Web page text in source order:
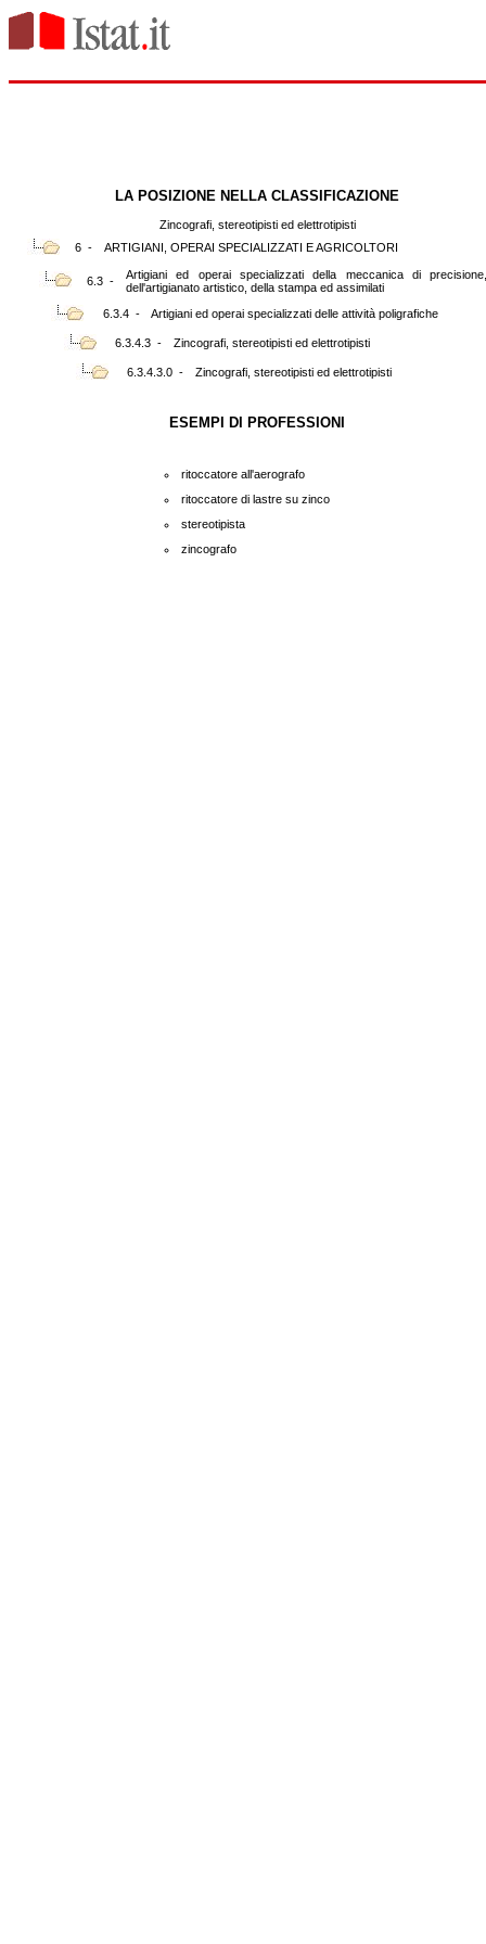
LA POSIZIONE NELLA CLASSIFICAZIONE
Zincografi, stereotipisti ed elettrotipisti
6 -
ARTIGIANI, OPERAI SPECIALIZZATI E AGRICOLTORI
6.3 -
Artigiani ed operai specializzati della meccanica di
dell'artigianato artistico, della stampa ed assimilati
6.3.4 -
Artigiani ed operai specializzati delle attività poligrafiche
6.3.4.3 - Zincografi, stereotipisti ed elettrotipisti
6.3.4.3.0 - Zincografi, stereotipisti ed elettrotipisti
ESEMPI DI PROFESSIONI
ritoccatore all'aerografo
ritoccatore di lastre su zinco
stereotipista
zincografo